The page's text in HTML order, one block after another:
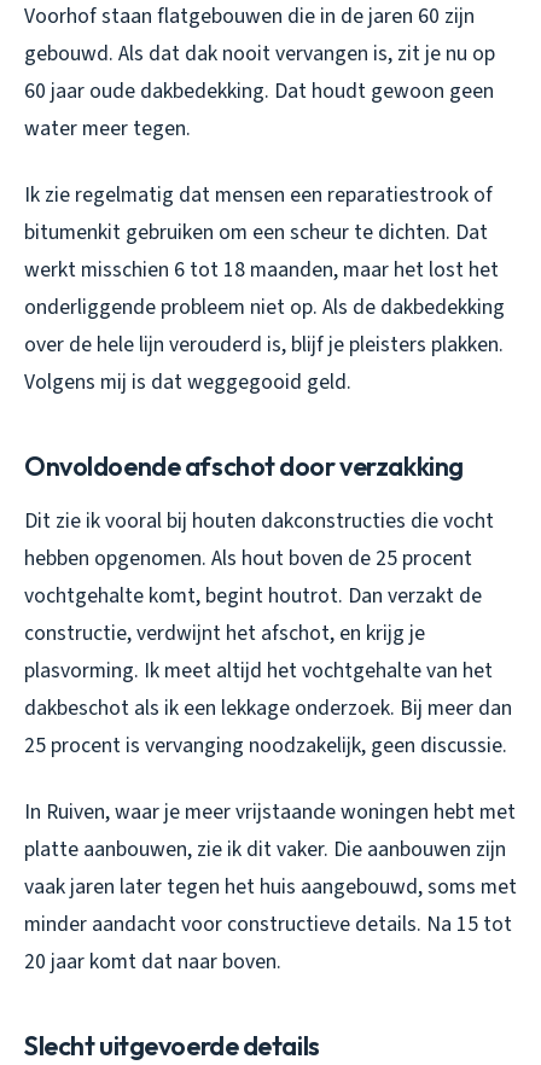
Voorhof staan flatgebouwen die in de jaren 60 zijn
gebouwd. Als dat dak nooit vervangen is, zit je nu op
60 jaar oude dakbedekking. Dat houdt gewoon geen
water meer tegen.
Ik zie regelmatig dat mensen een reparatiestrook of
bitumenkit gebruiken om een scheur te dichten. Dat
werkt misschien 6 tot 18 maanden, maar het lost het
onderliggende probleem niet op. Als de dakbedekking
over de hele lijn verouderd is, blijf je pleisters plakken.
Volgens mij is dat weggegooid geld.
Onvoldoende afschot door verzakking
Dit zie ik vooral bij houten dakconstructies die vocht
hebben opgenomen. Als hout boven de 25 procent
vochtgehalte komt, begint houtrot. Dan verzakt de
constructie, verdwijnt het afschot, en krijg je
plasvorming. Ik meet altijd het vochtgehalte van het
dakbeschot als ik een lekkage onderzoek. Bij meer dan
25 procent is vervanging noodzakelijk, geen discussie.
In Ruiven, waar je meer vrijstaande woningen hebt met
platte aanbouwen, zie ik dit vaker. Die aanbouwen zijn
vaak jaren later tegen het huis aangebouwd, soms met
minder aandacht voor constructieve details. Na 15 tot
20 jaar komt dat naar boven.
Slecht uitgevoerde details